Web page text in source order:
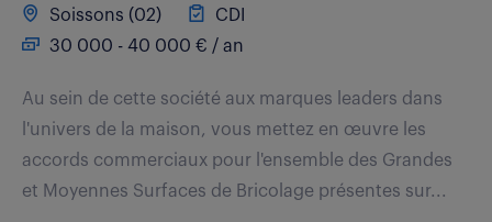
Soissons (02)
CDI
30 000 - 40 000 € / an
Au sein de cette société aux marques leaders dans
l'univers de la maison, vous mettez en œuvre les
accords commerciaux pour l'ensemble des Grandes
et Moyennes Surfaces de Bricolage présentes sur...